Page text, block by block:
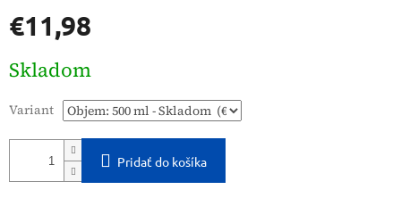
€11,98
cena:
Skladom
Variant
Pridať do košíka